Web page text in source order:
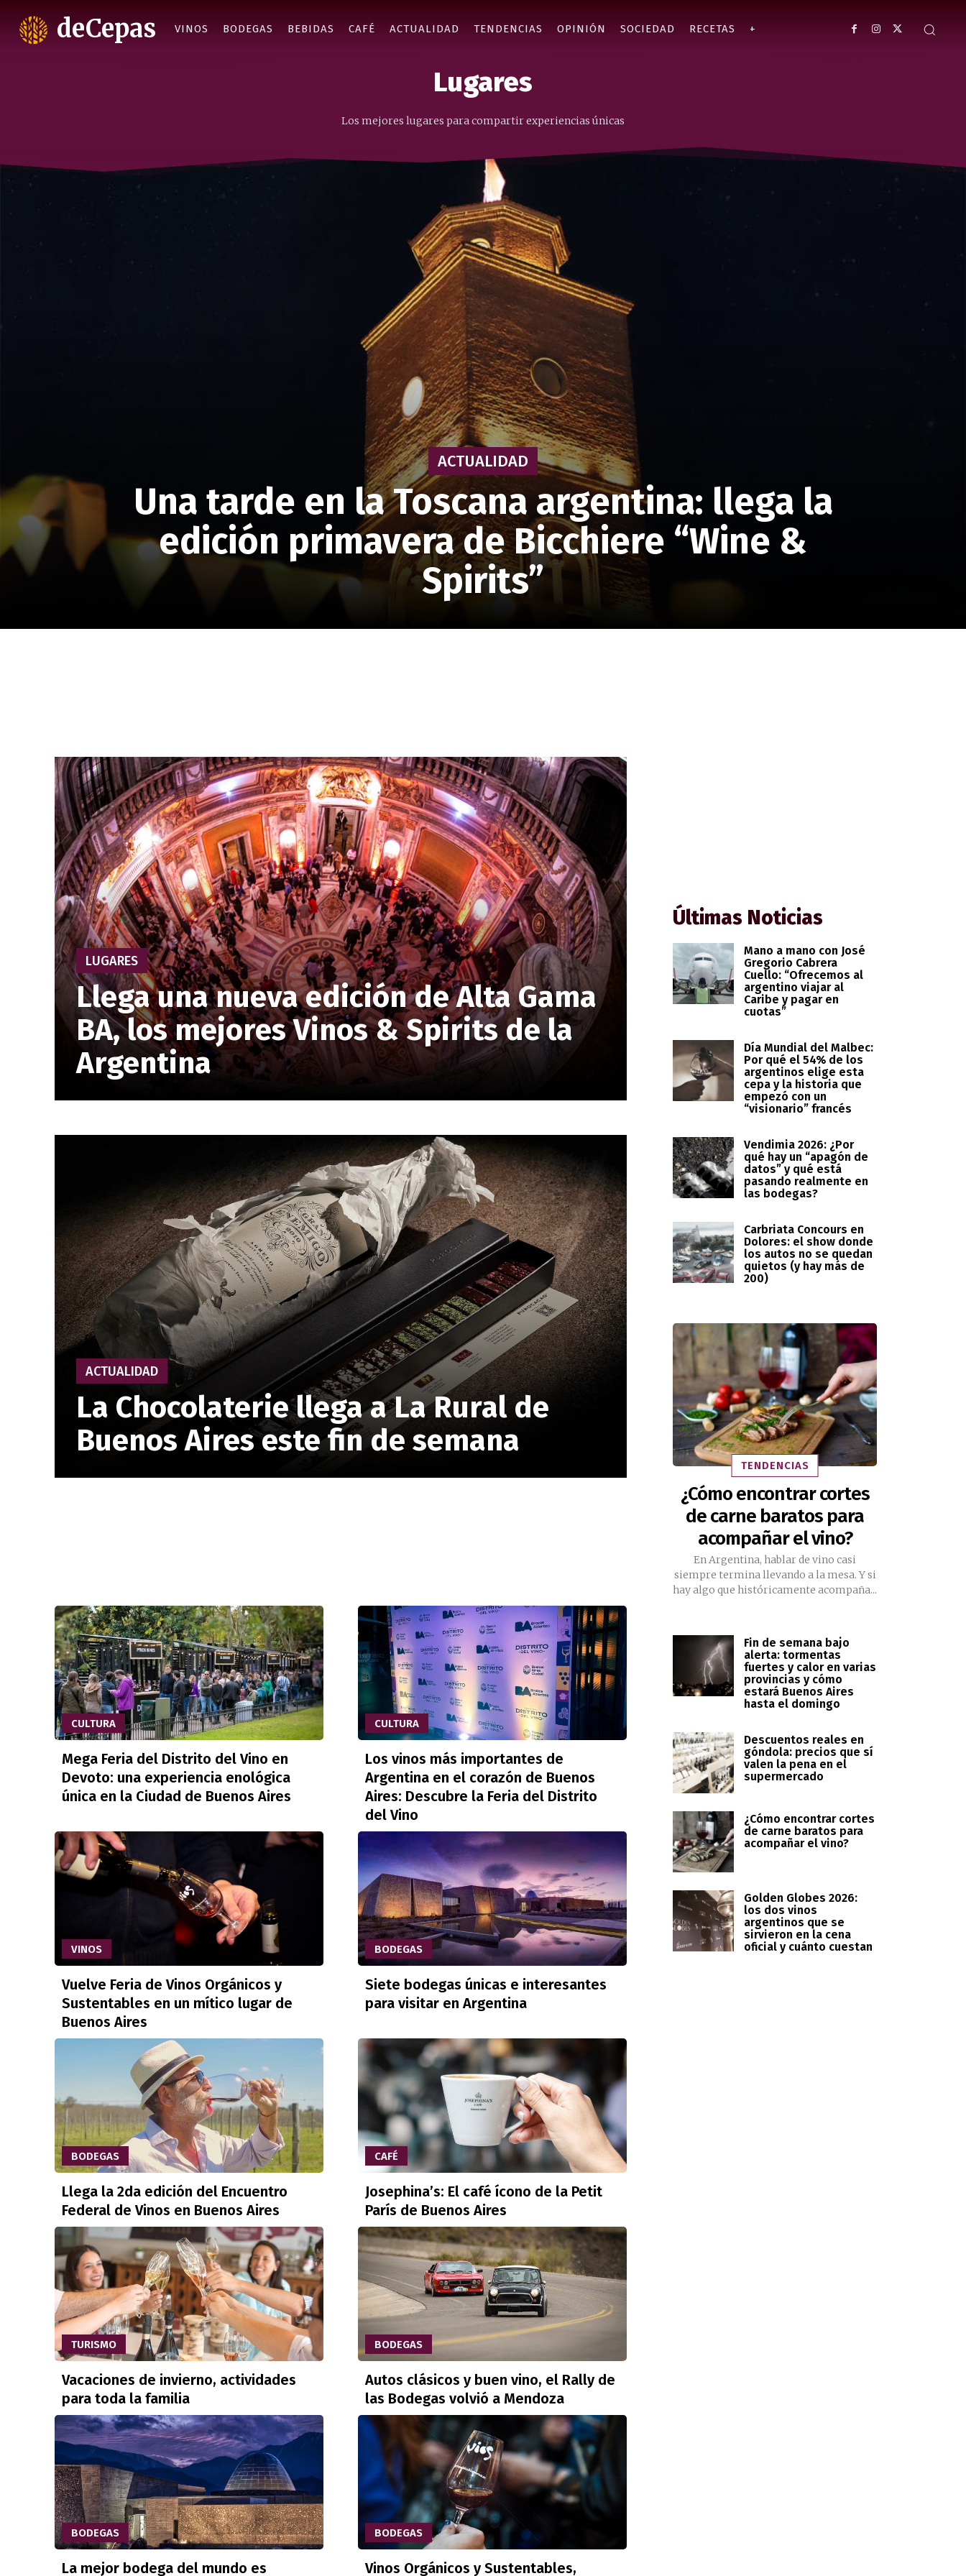
deCepas VINOS BODEGAS BEBIDAS CAFÉ ACTUALIDAD TENDENCIAS OPINIÓN SOCIEDAD RECETAS +
Lugares
Los mejores lugares para compartir experiencias únicas
ACTUALIDAD
Una tarde en la Toscana argentina: llega la
edición primavera de Bicchiere “Wine &
Spirits”
LUGARES
Llega una nueva edición de Alta Gama
BA, los mejores Vinos & Spirits de la
Argentina
ACTUALIDAD
La Chocolaterie llega a La Rural de
Buenos Aires este fin de semana
CULTURA
Mega Feria del Distrito del Vino en
Devoto: una experiencia enológica
única en la Ciudad de Buenos Aires
CULTURA
Los vinos más importantes de
Argentina en el corazón de Buenos
Aires: Descubre la Feria del Distrito
del Vino
VINOS
Vuelve Feria de Vinos Orgánicos y
Sustentables en un mítico lugar de
Buenos Aires
BODEGAS
Siete bodegas únicas e interesantes
para visitar en Argentina
BODEGAS
Llega la 2da edición del Encuentro
Federal de Vinos en Buenos Aires
CAFÉ
Josephina’s: El café ícono de la Petit
París de Buenos Aires
TURISMO
Vacaciones de invierno, actividades
para toda la familia
BODEGAS
Autos clásicos y buen vino, el Rally de
las Bodegas volvió a Mendoza
BODEGAS
La mejor bodega del mundo es
BODEGAS
Vinos Orgánicos y Sustentables,
Últimas Noticias
Mano a mano con José
Gregorio Cabrera
Cuello: “Ofrecemos al
argentino viajar al
Caribe y pagar en
cuotas”
Día Mundial del Malbec:
Por qué el 54% de los
argentinos elige esta
cepa y la historia que
empezó con un
“visionario” francés
Vendimia 2026: ¿Por
qué hay un “apagón de
datos” y qué está
pasando realmente en
las bodegas?
Carbriata Concours en
Dolores: el show donde
los autos no se quedan
quietos (y hay más de
200)
TENDENCIAS
¿Cómo encontrar cortes
de carne baratos para
acompañar el vino?
En Argentina, hablar de vino casi
siempre termina llevando a la mesa. Y si
hay algo que históricamente acompaña...
Fin de semana bajo
alerta: tormentas
fuertes y calor en varias
provincias y cómo
estará Buenos Aires
hasta el domingo
Descuentos reales en
góndola: precios que sí
valen la pena en el
supermercado
¿Cómo encontrar cortes
de carne baratos para
acompañar el vino?
Golden Globes 2026:
los dos vinos
argentinos que se
sirvieron en la cena
oficial y cuánto cuestan